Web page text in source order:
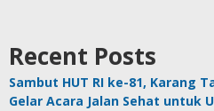
Recent Posts
Sambut HUT RI ke-81, Karang
Gelar Acara Jalan Sehat untuk